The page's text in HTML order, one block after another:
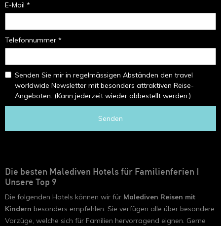
E-Mail *
Telefonnummer *
Senden Sie mir in regelmässigen Abständen den travel
worldwide Newsletter mit besonders attraktiven Reise-
Angeboten. (Kann jederzeit wieder abbestellt werden.)
Senden
Die besten Malediven Hotels für Familienferien |
Unsere Top 9
Die folgenden Hotels können wir für Malediven Reisen mit
Kindern besonders empfehlen. Sie verfügen alle über besondere
Vorzüge, welche sich für Familien hervorragend eignen. Gerne